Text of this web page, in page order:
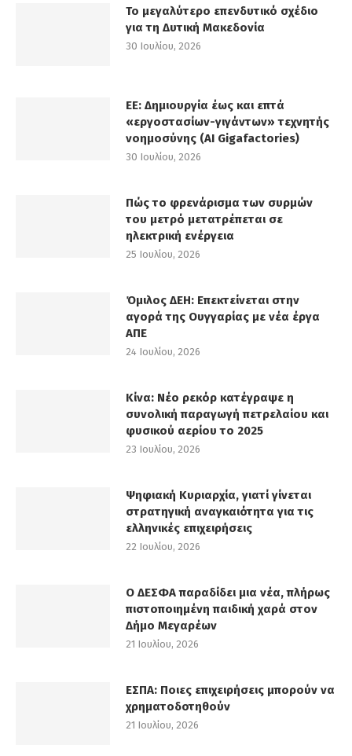
Το μεγαλύτερο επενδυτικό σχέδιο
για τη Δυτική Μακεδονία
30 Ιουλίου, 2026
ΕΕ: Δημιουργία έως και επτά
«εργοστασίων-γιγάντων» τεχνητής
νοημοσύνης (AI Gigafactories)
30 Ιουλίου, 2026
Πώς το φρενάρισμα των συρμών
του μετρό μετατρέπεται σε
ηλεκτρική ενέργεια
25 Ιουλίου, 2026
Όμιλος ΔΕΗ: Επεκτείνεται στην
αγορά της Ουγγαρίας με νέα έργα
ΑΠΕ
24 Ιουλίου, 2026
Κίνα: Νέο ρεκόρ κατέγραψε η
συνολική παραγωγή πετρελαίου και
φυσικού αερίου το 2025
23 Ιουλίου, 2026
Ψηφιακή Κυριαρχία, γιατί γίνεται
στρατηγική αναγκαιότητα για τις
ελληνικές επιχειρήσεις
22 Ιουλίου, 2026
Ο ΔΕΣΦΑ παραδίδει μια νέα, πλήρως
πιστοποιημένη παιδική χαρά στον
Δήμο Μεγαρέων
21 Ιουλίου, 2026
ΕΣΠΑ: Ποιες επιχειρήσεις μπορούν να
χρηματοδοτηθούν
21 Ιουλίου, 2026